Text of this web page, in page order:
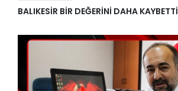
BALIKESİR BİR DEĞERİNİ DAHA KAYBETTİ